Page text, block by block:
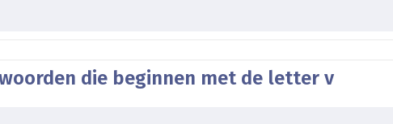
die beginnen met de letter v